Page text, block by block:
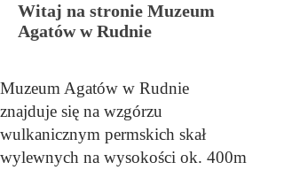
Witaj na stronie Muzeum
Agatów w Rudnie
Muzeum Agatów w Rudnie
znajduje się na wzgórzu
wulkanicznym permskich skał
wylewnych na wysokości ok. 400m